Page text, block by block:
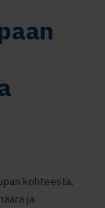
kohteesta.
ja